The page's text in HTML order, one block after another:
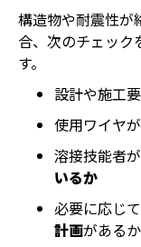
構造物や耐震性が
合、次のチェック
す。
設計や施工
使用ワイヤが
溶接技能者が
いるか
必要に応じて
計画があるか